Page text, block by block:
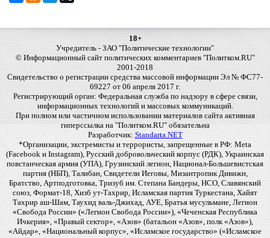
18+
Учредитель - ЗАО "Политические технологии"
© Информационный сайт политических комментариев "Политком.RU"
2001-2018
Свидетельство о регистрации средства массовой информации Эл № ФС77-
69227 от 06 апреля 2017 г.
Регистрирующий орган: Федеральная служба по надзору в сфере связи,
информационных технологий и массовых коммуникаций.
При полном или частичном использовании материалов сайта активная
гиперссылка на "Политком.RU" обязательна
Разработчик: Standarta.NET
*Организации, экстремисты и террористы, запрещенные в РФ: Meta
(Facebook и Instagram), Русский добровольческий корпус (РДК), Украинская
повстанческая армия (УПА), Грузинский легион, Национал-Большевистская
партия (НБП), Талибан, Свидетели Иеговы, Мизантропик Дивижн,
Братство, Артподготовка, Тризуб им. Степана Бандеры, НСО, Славянский
союз, Формат-18, Хизб ут-Тахрир, Исламская партия Туркестана, Хайят
Тахрир аш-Шам, Таухид валь-Джихад, АУЕ, Братья мусульмане, Легион
«Свобода России» («Легион Свобода России»), «Чеченская Республика
Ичкерия», «Правый сектор», «Азов» (батальон «Азов», полк «Азов»),
«Айдар», «Национальный корпус», «Исламское государство» («Исламское